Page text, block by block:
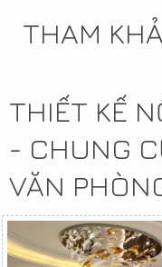
THAM
THIẾT KẾ
- CHUNG
VĂN